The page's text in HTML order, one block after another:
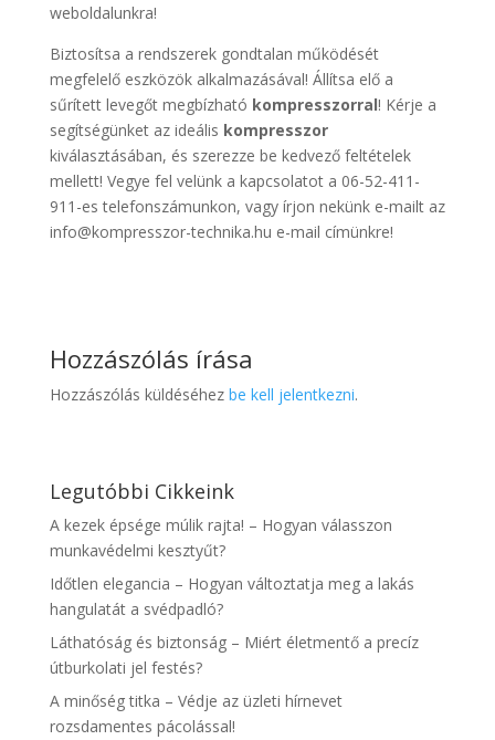
weboldalunkra!
Biztosítsa a rendszerek gondtalan működését
megfelelő eszközök alkalmazásával! Állítsa elő a
sűrített levegőt megbízható kompresszorral! Kérje a
segítségünket az ideális kompresszor
kiválasztásában, és szerezze be kedvező feltételek
mellett! Vegye fel velünk a kapcsolatot a 06-52-411-
911-es telefonszámunkon, vagy írjon nekünk e-mailt az
info@kompresszor-technika.hu e-mail címünkre!
Hozzászólás írása
Hozzászólás küldéséhez be kell jelentkezni.
Legutóbbi Cikkeink
A kezek épsége múlik rajta! – Hogyan válasszon
munkavédelmi kesztyűt?
Időtlen elegancia – Hogyan változtatja meg a lakás
hangulatát a svédpadló?
Láthatóság és biztonság – Miért életmentő a precíz
útburkolati jel festés?
A minőség titka – Védje az üzleti hírnevet
rozsdamentes pácolással!